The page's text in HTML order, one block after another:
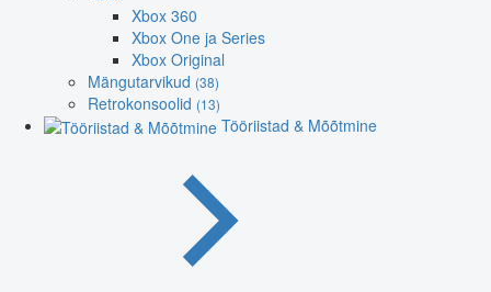
Xbox 360
Xbox One ja Series
Xbox Original
Mängutarvikud (38)
Retrokonsoolid (13)
Tööriistad & Mõõtmine